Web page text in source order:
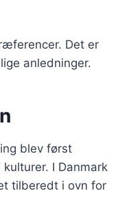
Det er
anledninger.
blev først
I Danmark
tilberedt i ovn for